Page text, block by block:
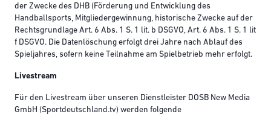
der Zwecke des DHB (Förderung und Entwicklung des
Handballsports, Mitgliedergewinnung, historische Zwecke auf der
Rechtsgrundlage Art. 6 Abs. 1 S. 1 lit. b DSGVO, Art. 6 Abs. 1 S. 1 lit
f DSGVO. Die Datenlöschung erfolgt drei Jahre nach Ablauf des
Spieljahres, sofern keine Teilnahme am Spielbetrieb mehr erfolgt.
Livestream
Für den Livestream über unseren Dienstleister DOSB New Media
GmbH (Sportdeutschland.tv) werden folgende